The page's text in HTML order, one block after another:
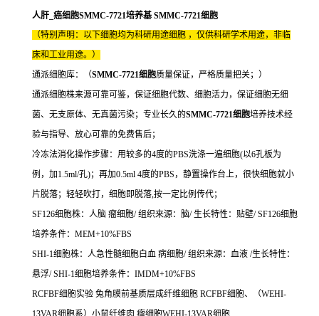
人肝_癌细胞SMMC-7721培养基 SMMC-7721细胞
（特别声明：以下细胞均为科研用途细胞 ，仅供科研学术用途，非临
床和工业用途。）
通派细胞库：（SMMC-7721细胞质量保证，严格质量把关；）
通派细胞株来源可靠可鉴，保证细胞代数、细胞活力，保证细胞无细
菌、无支原体、无真菌污染；专业长久的SMMC-7721细胞培养技术经
验与指导、放心可靠的免费售后；
冷冻法消化操作步骤：用较多的4度的PBS洗涤一遍细胞(以6孔板为
例，加1.5ml/孔)；再加0.5ml 4度的PBS，静置操作台上，很快细胞就小
片脱落；轻轻吹打，细胞即脱落,按一定比例传代；
SF126细胞株：人脑 瘤细胞/ 组织来源：脑/ 生长特性：贴壁/ SF126细胞
培养条件：MEM+10%FBS
SHI-1细胞株：人急性髓细胞白血 病细胞/ 组织来源：血液 /生长特性：
悬浮/ SHI-1细胞培养条件：IMDM+10%FBS
RCFBF细胞实验 兔角膜前基质层成纤维细胞 RCFBF细胞、（WEHI-
13VAR细胞系）小鼠纤维肉 瘤细胞WEHI-13VAR细胞